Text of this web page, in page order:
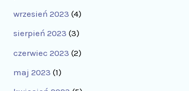
wrzesień 2023 (4)
sierpień 2023 (3)
czerwiec 2023 (2)
maj 2023 (1)